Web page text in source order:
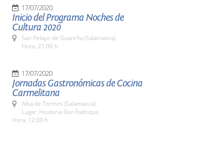
17/07/2020
Inicio del Programa Noches de
Cultura 2020
San Pelayo de Guareña (Salamanca)
Hora: 21:00 h.
17/07/2020
Jornadas Gastronómicas de Cocina
Carmelitana
Alba de Tormes (Salamanca)
Lugar: Hosteria Don Fadrique
Hora: 12:00 h.